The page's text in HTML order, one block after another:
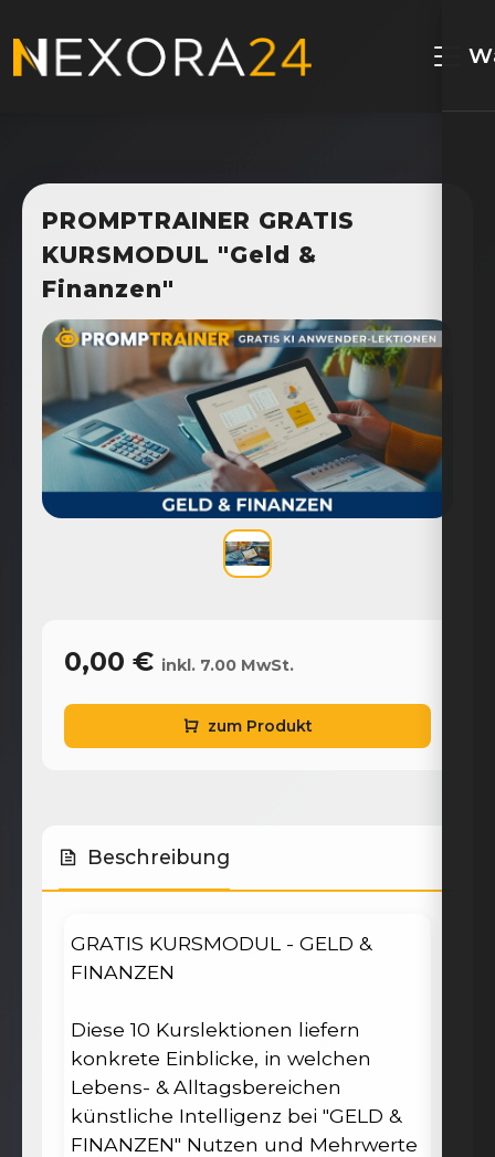
PROMPTRAINER GRATIS
KURSMODUL "Geld &
Finanzen"
0,00 € inkl. 7.00 MwSt.
zum Produkt
Beschreibung
GRATIS KURSMODUL - GELD &
FINANZEN
Diese 10 Kurslektionen liefern
konkrete Einblicke, in welchen
Lebens- & Alltagsbereichen
künstliche Intelligenz bei "GELD &
FINANZEN" Nutzen und Mehrwerte